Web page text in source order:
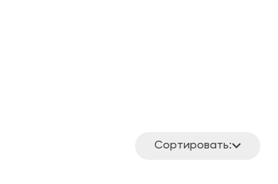
Сортировать: